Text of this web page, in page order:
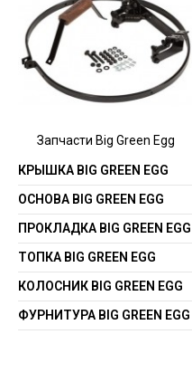
Запчасти Big Green Egg
КРЫШКА BIG GREEN EGG
ОСНОВА BIG GREEN EGG
ПРОКЛАДКА BIG GREEN EGG
ТОПКА BIG GREEN EGG
КОЛОСНИК BIG GREEN EGG
ФУРНИТУРА BIG GREEN EGG